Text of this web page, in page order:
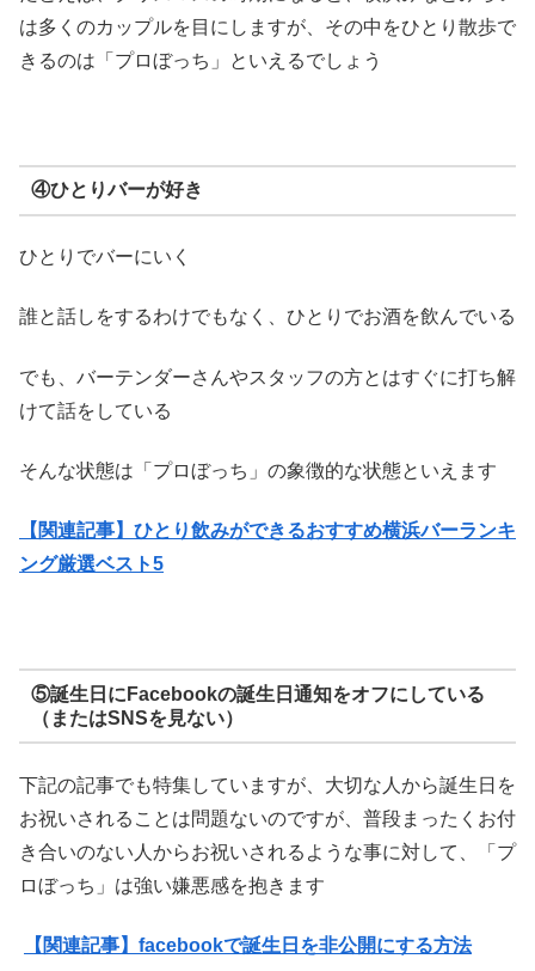
は多くのカップルを目にしますが、その中をひとり散歩で
きるのは「プロぼっち」といえるでしょう
④ひとりバーが好き
ひとりでバーにいく
誰と話しをするわけでもなく、ひとりでお酒を飲んでいる
でも、バーテンダーさんやスタッフの方とはすぐに打ち解
けて話をしている
そんな状態は「プロぼっち」の象徴的な状態といえます
【関連記事】ひとり飲みができるおすすめ横浜バーランキ
ング厳選ベスト5
⑤誕生日にFacebookの誕生日通知をオフにしている
（またはSNSを見ない）
下記の記事でも特集していますが、大切な人から誕生日を
お祝いされることは問題ないのですが、普段まったくお付
き合いのない人からお祝いされるような事に対して、「プ
ロぼっち」は強い嫌悪感を抱きます
【関連記事】facebookで誕生日を非公開にする方法